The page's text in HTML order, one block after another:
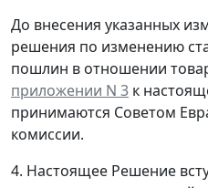
До внесения указанных
решения по изменению
пошлин в отношении
приложении N 3 к
принимаются Советом
комиссии.
4. Настоящее Решение